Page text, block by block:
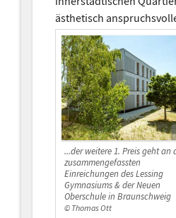
ästhetisch
...der weitere 1. Preis geht an
zusammengefassten
Einreichungen des Lessing
Gymnasiums & der Neuen
Oberschule in Braunschweig
© Thomas Ott